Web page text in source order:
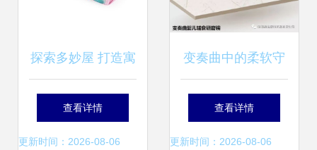
探索多妙屋 打造寓
教于乐的母婴世界
查看详情
更新时间：2026-08-06
变奏曲中的柔软守
护 佰创生活硅胶系
列母婴用品测评
查看详情
更新时间：2026-08-06